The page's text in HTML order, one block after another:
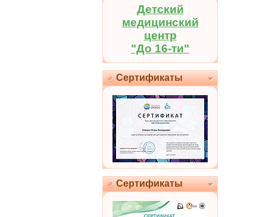
Детский
медицинский
центр
"До 16-ти"
Сертификаты
Сертификаты